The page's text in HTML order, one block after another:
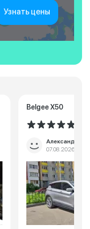
Узнать цены
Belgee X50
Александр
07.08.2026